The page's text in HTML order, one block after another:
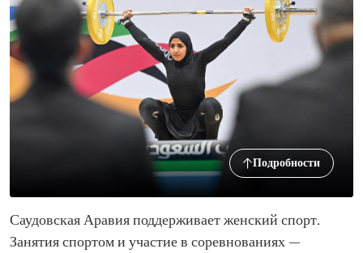
Подробности
Саудовская Аравия поддерживает женский спорт.
Занятия спортом и участие в соревнованиях —